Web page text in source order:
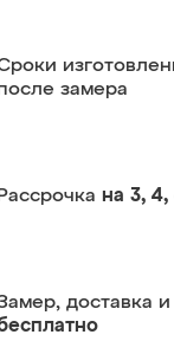
замера
Рассрочка на 3,
доставка